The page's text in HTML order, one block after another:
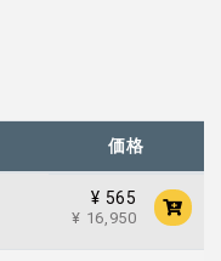
価格
¥ 565
¥ 16,950